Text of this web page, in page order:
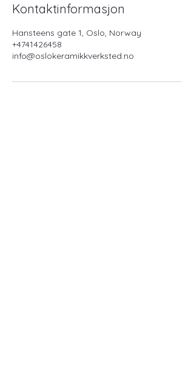
Kontaktinformasjon
Hansteens gate 1, Oslo, Norway
+4741426458
info@oslokeramikkverksted.no